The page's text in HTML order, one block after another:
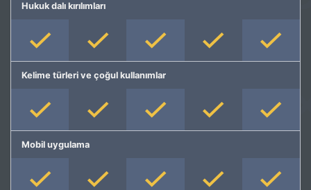
Hukuk dalı kırılımları
Kelime türleri ve çoğul kullanımlar
Mobil uygulama